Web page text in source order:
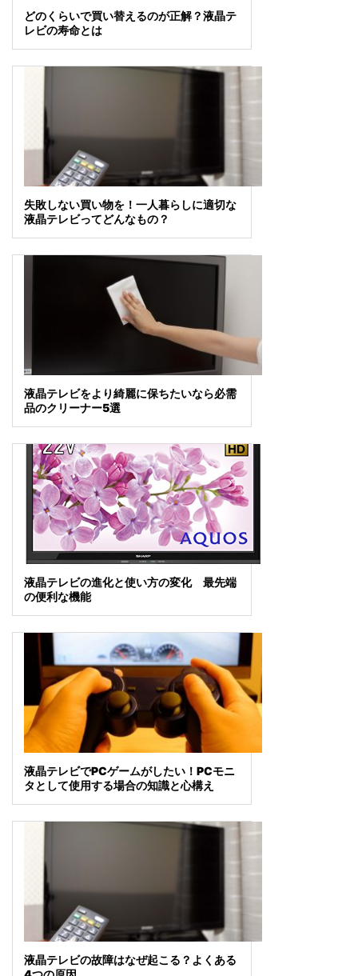
どのくらいで買い替えるのが正解？液晶テ
レビの寿命とは
失敗しない買い物を！一人暮らしに適切な
液晶テレビってどんなもの？
液晶テレビをより綺麗に保ちたいなら必需
品のクリーナー5選
液晶テレビの進化と使い方の変化 最先端
の便利な機能
液晶テレビでPCゲームがしたい！PCモニ
タとして使用する場合の知識と心構え
液晶テレビの故障はなぜ起こる？よくある